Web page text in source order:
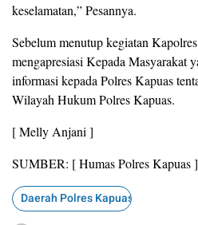
keselamatan,” Pesannya.
Sebelum menutup kegiatan
mengapresiasi Kepada Masyarakat
informasi kepada Polres Kapuas
Wilayah Hukum Polres Kapuas.
[ Melly Anjani ]
SUMBER: [ Humas Polres Kapuas ]
Daerah Polres Kapuas